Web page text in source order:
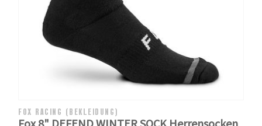
FOX RACING (BEKLEIDUNG)